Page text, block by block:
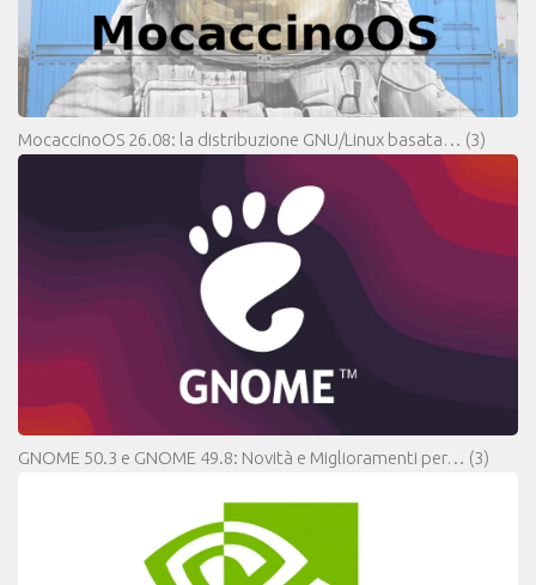
MocaccinoOS 26.08: la distribuzione GNU/Linux basata… (3)
GNOME 50.3 e GNOME 49.8: Novità e Miglioramenti per… (3)